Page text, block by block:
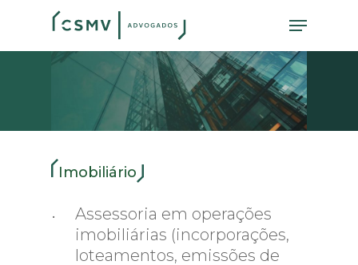
Menu
Imobiliário
Assessoria em operações
imobiliárias (incorporações,
loteamentos, emissões de